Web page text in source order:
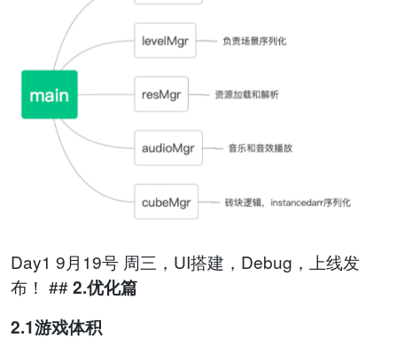
Day1 9月19号 周三，UI搭建，Debug，上线发
布！ ##2.优化篇
2.1游戏体积